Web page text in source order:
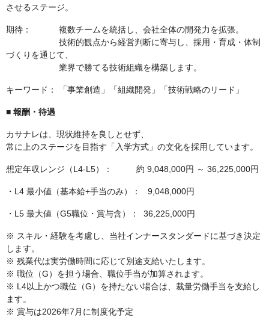
させるステージ。
期待： 複数チームを統括し、会社全体の開発力を拡張。
技術的観点から経営判断に寄与し、採用・育成・体制
づくりを通じて、
業界で勝てる技術組織を構築します。
キーワード： 「事業創造」「組織開発」「技術戦略のリード」
■ 報酬・待遇
カサナレは、現状維持を良しとせず、
常に上のステージを目指す「入学方式」の文化を採用しています。
想定年収レンジ（L4-L5）： 約 9,048,000円 ～ 36,225,000円
・L4 最小値（基本給+手当のみ）： 9,048,000円
・L5 最大値（G5職位・賞与含）： 36,225,000円
※ スキル・経験を考慮し、当社インナースタンダードに基づき決定
します。
※ 残業代は実労働時間に応じて別途支給いたします。
※ 職位（G）を担う場合、職位手当が加算されます。
※ L4以上かつ職位（G）を持たない場合は、裁量労働手当を支給し
ます。
※ 賞与は2026年7月に制度化予定